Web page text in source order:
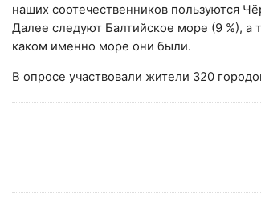
наших соотечественников пользуются
Далее следуют Балтийское море (9 %), а
каком именно море они были.
В опросе участвовали жители 320